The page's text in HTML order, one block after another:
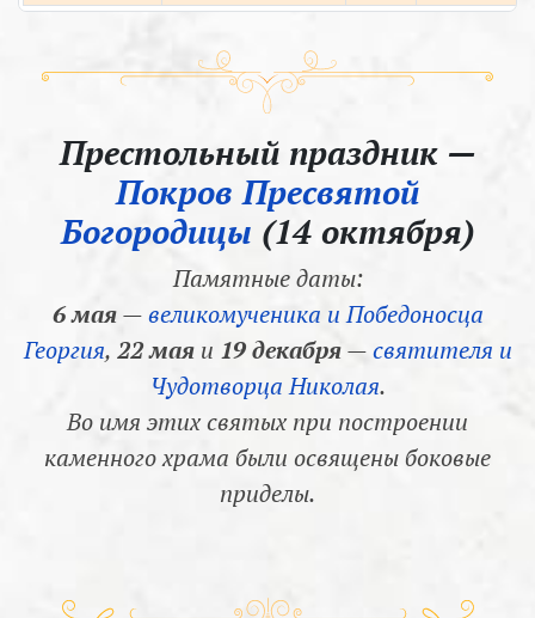
Престольный праздник —
Покров Пресвятой
Богородицы (14 октября)
Памятные даты:
6 мая—великомученика и Победоносца
Георгия, 22 маяи 19 декабря—святителя и
Чудотворца Николая.
Во имя этих святых при построении
каменного храма были освящены боковые
приделы.